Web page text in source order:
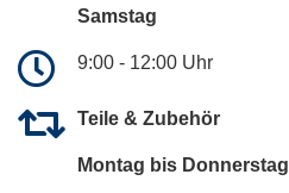
Samstag
9:00 - 12:00 Uhr
Teile & Zubehör
Montag bis Donnerstag